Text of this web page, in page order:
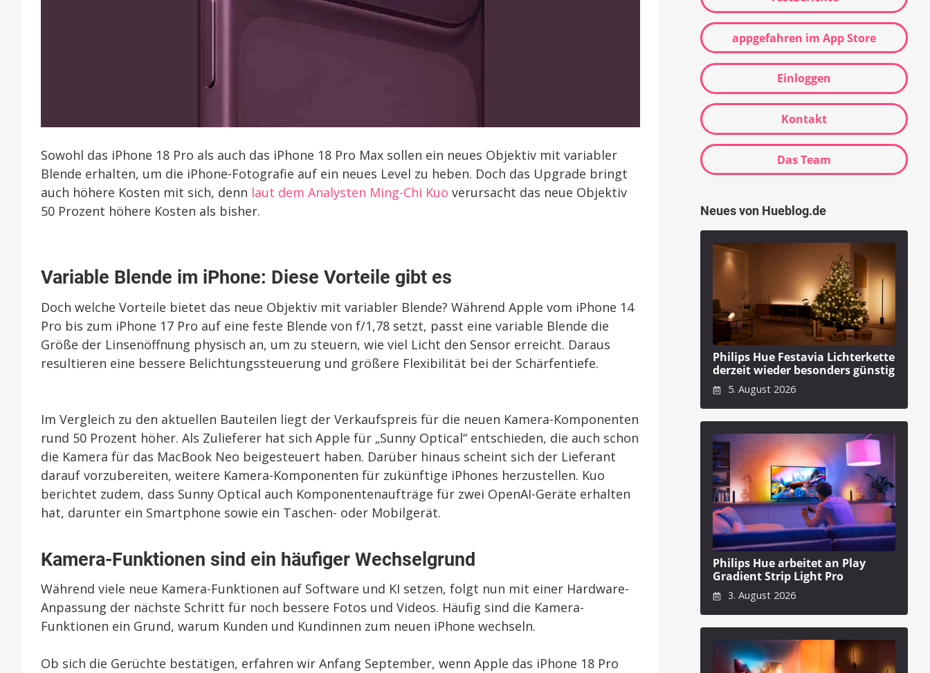
Sowohl das iPhone 18 Pro als auch das iPhone 18 Pro Max sollen ein neues Objektiv mit variabler
Blende erhalten, um die iPhone-Fotografie auf ein neues Level zu heben. Doch das Upgrade bringt
auch höhere Kosten mit sich, denn laut dem Analysten Ming-Chi Kuo verursacht das neue Objektiv
50 Prozent höhere Kosten als bisher.
Variable Blende im iPhone: Diese Vorteile gibt es
Doch welche Vorteile bietet das neue Objektiv mit variabler Blende? Während Apple vom iPhone 14
Pro bis zum iPhone 17 Pro auf eine feste Blende von f/1,78 setzt, passt eine variable Blende die
Größe der Linsenöffnung physisch an, um zu steuern, wie viel Licht den Sensor erreicht. Daraus
resultieren eine bessere Belichtungssteuerung und größere Flexibilität bei der Schärfentiefe.
Im Vergleich zu den aktuellen Bauteilen liegt der Verkaufspreis für die neuen Kamera-Komponenten
rund 50 Prozent höher. Als Zulieferer hat sich Apple für „Sunny Optical“ entschieden, die auch schon
die Kamera für das MacBook Neo beigesteuert haben. Darüber hinaus scheint sich der Lieferant
darauf vorzubereiten, weitere Kamera-Komponenten für zukünftige iPhones herzustellen. Kuo
berichtet zudem, dass Sunny Optical auch Komponentenaufträge für zwei OpenAI-Geräte erhalten
hat, darunter ein Smartphone sowie ein Taschen- oder Mobilgerät.
Kamera-Funktionen sind ein häufiger Wechselgrund
Während viele neue Kamera-Funktionen auf Software und KI setzen, folgt nun mit einer Hardware-
Anpassung der nächste Schritt für noch bessere Fotos und Videos. Häufig sind die Kamera-
Funktionen ein Grund, warum Kunden und Kundinnen zum neuen iPhone wechseln.
Ob sich die Gerüchte bestätigen, erfahren wir Anfang September, wenn Apple das iPhone 18 Pro
appgefahren im App Store
Einloggen
Kontakt
Das Team
Neues von Hueblog.de
Philips Hue Festavia Lichterkette
derzeit wieder besonders günstig
5. August 2026
Philips Hue arbeitet an Play
Gradient Strip Light Pro
3. August 2026